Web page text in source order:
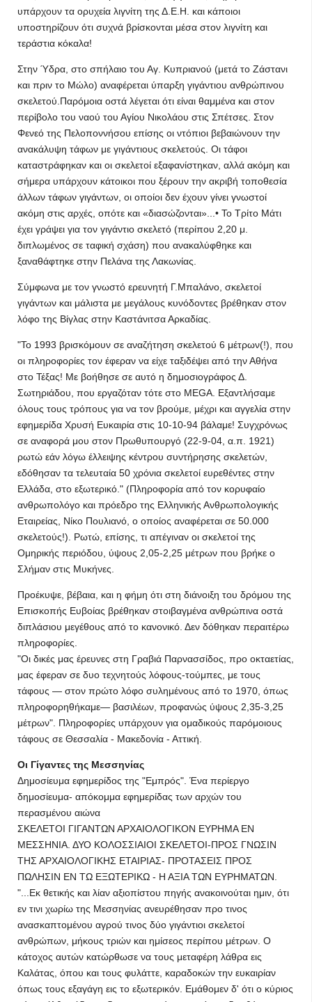
υπάρχουν τα ορυχεία λιγνίτη της Δ.Ε.Η. και κάποιοι
υποστηρίζουν ότι συχνά βρίσκονται μέσα στον λιγνίτη και
τεράστια κόκαλα!
Στην Ύδρα, στο σπήλαιο του Αγ. Κυπριανού (μετά το Ζάστανι
και πριν το Μώλο) αναφέρεται ύπαρξη γιγάντιου ανθρώπινου
σκελετού.Παρόμοια οστά λέγεται ότι είναι θαμμένα και στον
περίβολο του ναού του Αγίου Νικολάου στις Σπέτσες. Στον
Φενεό της Πελοποννήσου επίσης οι ντόπιοι βεβαιώνουν την
ανακάλυψη τάφων με γιγάντιους σκελετούς. Οι τάφοι
καταστράφηκαν και οι σκελετοί εξαφανίστηκαν, αλλά ακόμη και
σήμερα υπάρχουν κάτοικοι που ξέρουν την ακριβή τοποθεσία
άλλων τάφων γιγάντων, οι οποίοι δεν έχουν γίνει γνωστοί
ακόμη στις αρχές, οπότε και «διασώζονται»...• Το Τρίτο Μάτι
έχει γράψει για τον γιγάντιο σκελετό (περίπου 2,20 μ.
διπλωμένος σε ταφική σχάση) που ανακαλύφθηκε και
ξαναθάφτηκε στην Πελάνα της Λακωνίας.
Σύμφωνα με τον γνωστό ερευνητή Γ.Μπαλάνο, σκελετοί
γιγάντων και μάλιστα με μεγάλους κυνόδοντες βρέθηκαν στον
λόφο της Βίγλας στην Καστάνιτσα Αρκαδίας.
"Το 1993 βρισκόμουν σε αναζήτηση σκελετού 6 μέτρων(!), που
οι πληροφορίες τον έφεραν να είχε ταξιδέψει από την Αθήνα
στο Τέξας! Με βοήθησε σε αυτό η δημοσιογράφος Δ.
Σωτηριάδου, που εργαζόταν τότε στο MEGA. Εξαντλήσαμε
όλους τους τρόπους για να τον βρούμε, μέχρι και αγγελία στην
εφημερίδα Χρυσή Ευκαιρία στις 10-10-94 βάλαμε! Συγχρόνως
σε αναφορά μου στον Πρωθυπουργό (22-9-04, α.π. 1921)
ρωτώ εάν λόγω έλλειψης κέντρου συντήρησης σκελετών,
εδόθησαν τα τελευταία 50 χρόνια σκελετοί ευρεθέντες στην
Ελλάδα, στο εξωτερικό." (Πληροφορία από τον κορυφαίο
ανθρωπολόγο και πρόεδρο της Ελληνικής Ανθρωπολογικής
Εταιρείας, Νίκο Πουλιανό, ο οποίος αναφέρεται σε 50.000
σκελετούς!). Ρωτώ, επίσης, τι απέγιναν οι σκελετοί της
Ομηρικής περιόδου, ύψους 2,05-2,25 μέτρων που βρήκε ο
Σλήμαν στις Μυκήνες.
Προέκυψε, βέβαια, και η φήμη ότι στη διάνοιξη του δρόμου της
Επισκοπής Ευβοίας βρέθηκαν στοιβαγμένα ανθρώπινα οστά
διπλάσιου μεγέθους από το κανονικό. Δεν δόθηκαν περαιτέρω
πληροφορίες.
"Οι δικές μας έρευνες στη Γραβιά Παρνασσίδος, προ οκταετίας,
μας έφεραν σε δυο τεχνητούς λόφους-τούμπες, με τους
τάφους — στον πρώτο λόφο συλημένους από το 1970, όπως
πληροφορηθήκαμε— βασιλέων, προφανώς ύψους 2,35-3,25
μέτρων". Πληροφορίες υπάρχουν για ομαδικούς παρόμοιους
τάφους σε Θεσσαλία - Μακεδονία - Αττική.
Οι Γίγαντες της Μεσσηνίας
Δημοσίευμα εφημερίδος της "Εμπρός". Ένα περίεργο
δημοσίευμα- απόκομμα εφημερίδας των αρχών του
περασμένου αιώνα
ΣΚΕΛΕΤΟΙ ΓΙΓΑΝΤΩΝ ΑΡΧΑΙΟΛΟΓΙΚΟΝ ΕΥΡΗΜΑ ΕΝ
ΜΕΣΣΗΝΙΑ. ΔΥΟ ΚΟΛΟΣΣΙΑΙΟΙ ΣΚΕΛΕΤΟΙ-ΠΡΟΣ ΓΝΩΣΙΝ
ΤΗΣ ΑΡΧΑΙΟΛΟΓΙΚΗΣ ΕΤΑΙΡΙΑΣ- ΠΡΟΤΑΣΕΙΣ ΠΡΟΣ
ΠΩΛΗΣΙΝ ΕΝ ΤΩ ΕΞΩΤΕΡΙΚΩ - Η ΑΞΙΑ ΤΩΝ ΕΥΡΗΜΑΤΩΝ.
"...Εκ θετικής και λίαν αξιοπίστου πηγής ανακοινούται ημιν, ότι
εν τινι χωρίω της Μεσσηνίας ανευρέθησαν προ τινος
ανασκαπτομένου αγρού τινος δύο γιγάντιοι σκελετοί
ανθρώπων, μήκους τριών και ημίσεος περίπου μέτρων. Ο
κάτοχος αυτών κατώρθωσε να τους μεταφέρη λάθρα εις
Καλάτας, όπου και τους φυλάττε, καραδοκών την ευκαιρίαν
όπως τους εξαγάγη εις το εξωτερικόν. Εμάθομεν δ' ότι ο κύριος